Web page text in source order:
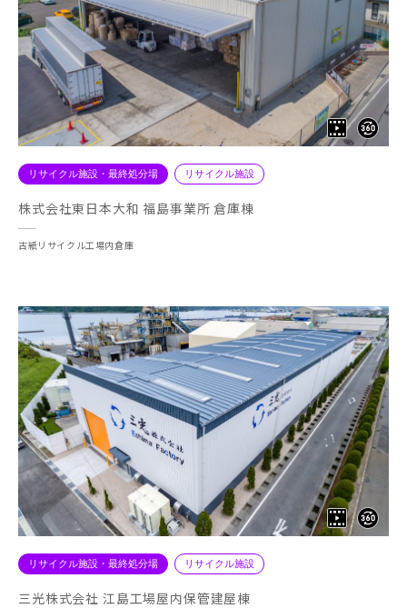
リサイクル施設・最終処分場 リサイクル施設
株式会社東日本大和 福島事業所 倉庫棟
古紙リサイクル工場内倉庫
リサイクル施設・最終処分場 リサイクル施設
三光株式会社 江島工場屋内保管建屋棟